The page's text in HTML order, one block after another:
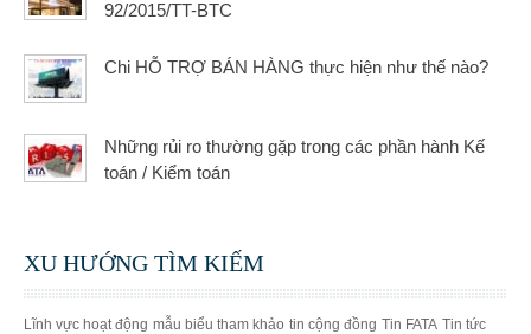
92/2015/TT-BTC
Chi HỖ TRỢ BÁN HÀNG thực hiện như thế nào?
Những rủi ro thường gặp trong các phần hành Kế
toán / Kiểm toán
XU HƯỚNG TÌM KIẾM
Lĩnh vực hoạt động mẫu biểu tham khảo tin cộng đồng Tin FATA Tin tức